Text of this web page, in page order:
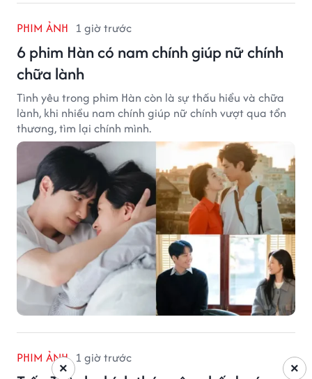
PHIM ẢNH 1 giờ trước
6 phim Hàn có nam chính giúp nữ chính
chữa lành
Tình yêu trong phim Hàn còn là sự thấu hiểu và chữa
lành, khi nhiều nam chính giúp nữ chính vượt qua tổn
thương, tìm lại chính mình.
PHIM ẢNH 1 giờ trước
×
×